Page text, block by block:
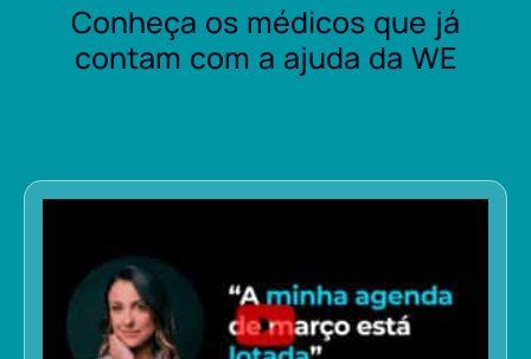
Conheça os médicos que já
contam com a ajuda da WE